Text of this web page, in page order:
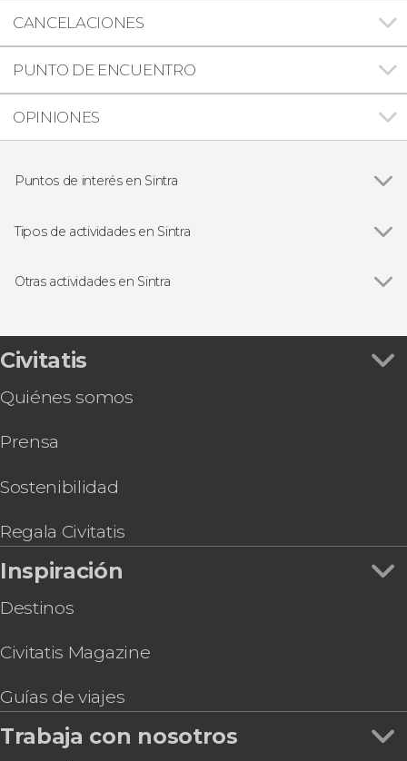
CANCELACIONES
PUNTO DE ENCUENTRO
OPINIONES
Puntos de interés en Sintra
Quinta da Regaleira
Tipos de actividades en Sintra
Otras actividades en Sintra
Entrada a los jardines del Palacio da Pena
Entrada al Palacio de Monserrate
Autobús turístico de Sintra
jardines
Entrada al Palacio Nacional de Queluz y sus
Entrada al Centro Interpretativo Mitos y
Leyendas de Sintra
Civitatis
Quiénes somos
Prensa
Sostenibilidad
Regala Civitatis
Inspiración
Destinos
Civitatis Magazine
Guías de viajes
Trabaja con nosotros